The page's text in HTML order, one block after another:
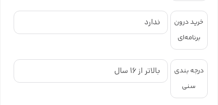
خرید درون
برنامه‌ای
ندارد
درجه بندی
سنی
بالاتر از 16 سال